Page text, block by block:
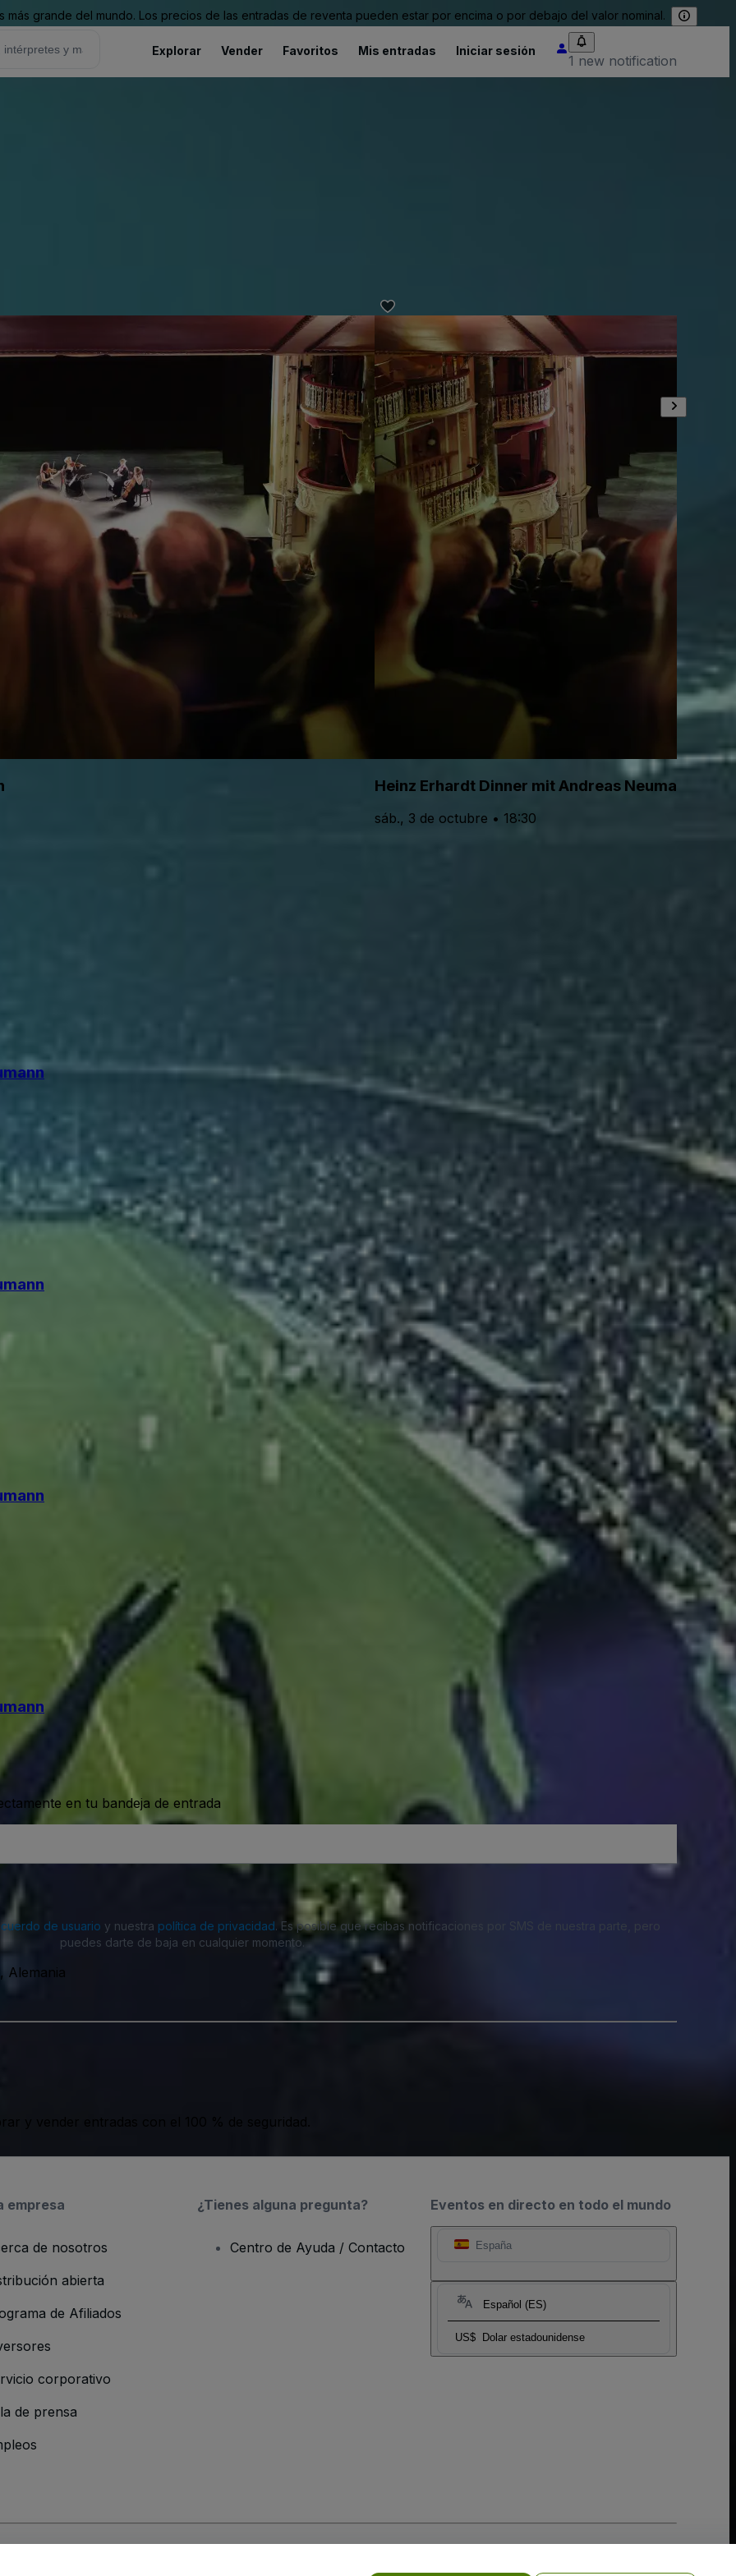
grande del mundo. Los precios de las entradas de reventa pueden estar por encima o por debajo del valor nominal.
Explorar Vender Favoritos Mis entradas Iniciar sesión
1 new notification
Heinz Erhardt Dinner mit Andreas Neumann
sáb., 3 de octubre • 18:30
en tu bandeja de entrada
de usuario y nuestra política de privacidad. Es posible que recibas notificaciones por SMS de nuestra parte, pero
puedes darte de baja en cualquier momento.
Alemania
y vender entradas con el 100 % de seguridad.
Eventos en directo en todo el mundo
España
Español (ES)
US$ Dolar estadounidense
empresa
de nosotros
abierta
de Afiliados
corporativo
de prensa
¿Tienes alguna pregunta?
Centro de Ayuda / Contacto